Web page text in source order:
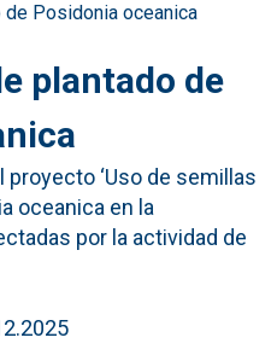
de Posidonia oceanica
plantado de
‘Uso de semillas
oceanica en la
por la actividad de